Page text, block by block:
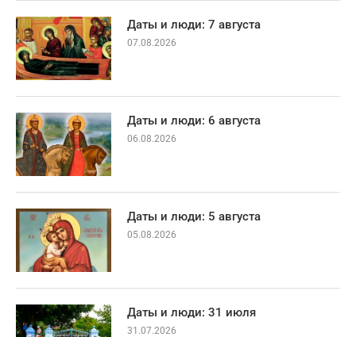
Даты и люди: 7 августа
07.08.2026
Даты и люди: 6 августа
06.08.2026
Даты и люди: 5 августа
05.08.2026
Даты и люди: 31 июля
31.07.2026